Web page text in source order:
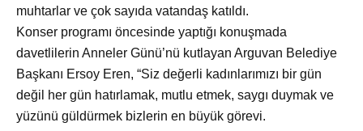
muhtarlar ve çok sayıda vatandaş katıldı.
Konser programı öncesinde yaptığı konuşmada
davetlilerin Anneler Günü’nü kutlayan Arguvan Belediye
Başkanı Ersoy Eren, “Siz değerli kadınlarımızı bir gün
değil her gün hatırlamak, mutlu etmek, saygı duymak ve
yüzünü güldürmek bizlerin en büyük görevi.